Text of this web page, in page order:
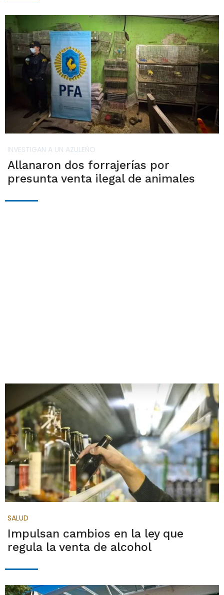
INVESTIGAN A UN AZULEÑO
Allanaron dos forrajerías por
presunta venta ilegal de animales
SALUD
Impulsan cambios en la ley que
regula la venta de alcohol